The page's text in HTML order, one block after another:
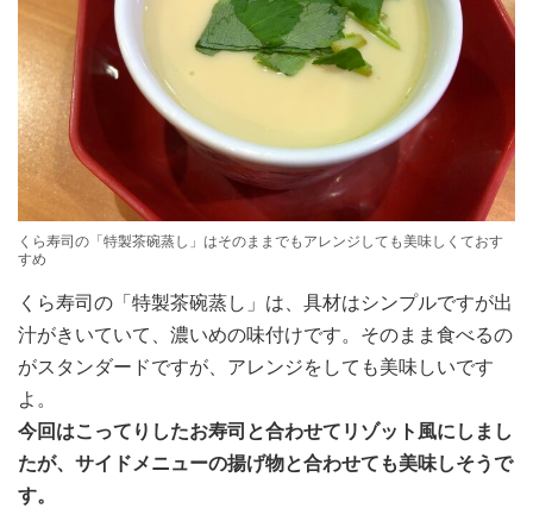
くら寿司の「特製茶碗蒸し」はそのままでもアレンジしても美味しくておす
すめ
くら寿司の「特製茶碗蒸し」は、具材はシンプルですが出
汁がきいていて、濃いめの味付けです。そのまま食べるの
がスタンダードですが、アレンジをしても美味しいです
よ。
今回はこってりしたお寿司と合わせてリゾット風にしまし
たが、サイドメニューの揚げ物と合わせても美味しそうで
す。